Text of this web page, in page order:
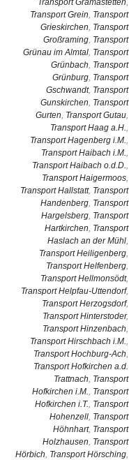
Transport Gramastetten,
Transport Grein, Transport
Grieskirchen, Transport
Großraming, Transport
Grünau im Almtal, Transport
Grünbach, Transport
Grünburg, Transport
Gschwandt, Transport
Gunskirchen, Transport
Gurten, Transport Gutau,
Transport Haag a.H.,
Transport Hagenberg i.M.,
Transport Haibach i.M.,
Transport Haibach o.d.D.,
Transport Haigermoos,
Transport Hallstatt, Transport
Handenberg, Transport
Hargelsberg, Transport
Hartkirchen, Transport
Haslach an der Mühl,
Transport Heiligenberg,
Transport Helfenberg,
Transport Hellmonsödt,
Transport Helpfau-Uttendorf,
Transport Herzogsdorf,
Transport Hinterstoder,
Transport Hinzenbach,
Transport Hirschbach i.M.,
Transport Hochburg-Ach,
Transport Hofkirchen a.d.
Trattnach, Transport
Hofkirchen i.M., Transport
Hofkirchen i.T., Transport
Hohenzell, Transport
Höhnhart, Transport
Holzhausen, Transport
Hörbich, Transport Hörsching,